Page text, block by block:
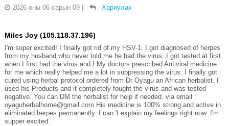
2026 оны 06 сарын 09
Хариулах
Miles Joy (105.118.37.196)
I'm super excited! I finally got rid of my HSV-1. I got diagnosed of herpes
from my husband who never told me he had the virus. I got tested at first
when I first had the virus and I My doctors prescribed Antiviral medicine
for me which really helped me a lot in suppressing the virus. I finally got
cured using herbal protocol ordered from Dr Oyagu an African herbalist. I
used his Products and it completely fought the virus and was tested
negative. You can DM the herbalist for help if needed. via email :
oyaguherbalhome@gmail.com His medicine is 100% strong and active in
eliminated herpes permanently. I can 't explain my feelings right now. I'm
supper excited.